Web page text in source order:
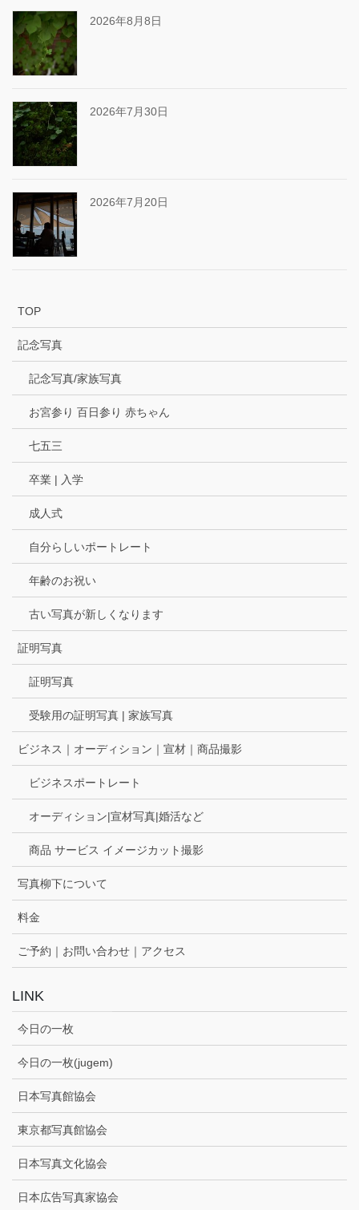
2026年8月8日
2026年7月30日
2026年7月20日
TOP
記念写真
記念写真/家族写真
お宮参り 百日参り 赤ちゃん
七五三
卒業 | 入学
成人式
自分らしいポートレート
年齢のお祝い
古い写真が新しくなります
証明写真
証明写真
受験用の証明写真 | 家族写真
ビジネス｜オーディション｜宣材｜商品撮影
ビジネスポートレート
オーディション|宣材写真|婚活など
商品 サービス イメージカット撮影
写真柳下について
料金
ご予約｜お問い合わせ｜アクセス
LINK
今日の一枚
今日の一枚(jugem)
日本写真館協会
東京都写真館協会
日本写真文化協会
日本広告写真家協会